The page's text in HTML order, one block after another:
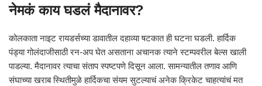
नेमकं काय घडलं मैदानावर?
कोलकाता नाइट रायडर्सच्या डावातील दहाव्या षटकात ही घटना घडली. हार्दिक
पंड्या गोलंदाजीसाठी रन-अप घेत असताना अचानक त्याने स्टम्पवरील बेल्स खाली
पाडल्या. मैदानावर त्याचा संताप स्पष्टपणे दिसून आला. सामन्यातील तणाव आणि
संघाच्या खराब स्थितीमुळे हार्दिकचा संयम सुटल्याचं अनेक क्रिकेट चाहत्यांचं मत